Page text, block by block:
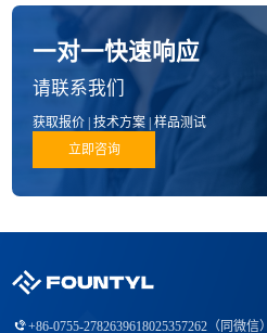
一对一快速响应
请联系我们
获取报价 | 技术方案 | 样品测试
立即咨询
+86-0755-2782639618025357262（同微信）